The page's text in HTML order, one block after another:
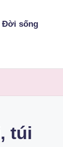
Đời sống
túi